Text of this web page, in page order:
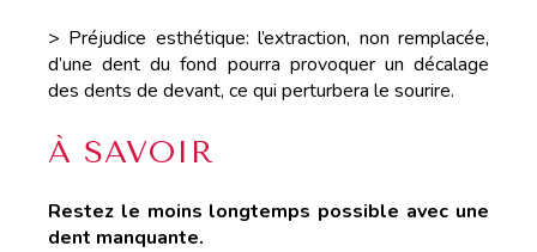
> Préjudice esthétique: l’extraction, non remplacée,
d’une dent du fond pourra provoquer un décalage
des dents de devant, ce qui perturbera le sourire.
À SAVOIR
Restez le moins longtemps possible avec une
dent manquante.